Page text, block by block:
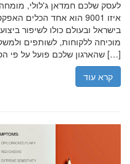
לעסק שלכם חמדאן ג'לולי, מומחה
איזו 9001 הוא אחד
בישראל ובעולם כולו לשיפור
שהארגון שלכם פועל על פי הסטנדרטים […]
קרא עוד